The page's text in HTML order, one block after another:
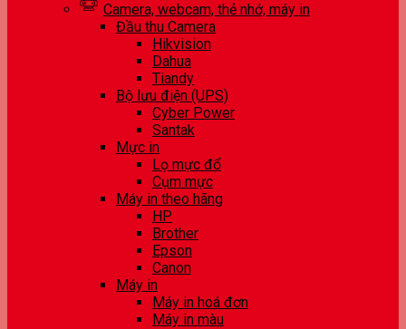
Camera, webcam, thẻ nhớ, máy in
Đầu thu Camera
Hikvision
Dahua
Tiandy
Bộ lưu điện (UPS)
Cyber Power
Santak
Mực in
Lọ mực đổ
Cụm mực
Máy in theo hãng
HP
Brother
Epson
Canon
Máy in
Máy in hoá đơn
Máy in màu